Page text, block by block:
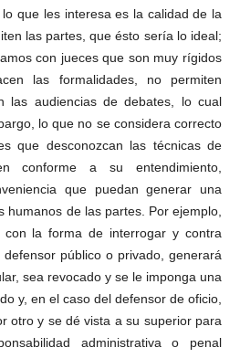
que les interesa es la calidad de la
las partes, que ésto sería lo ideal;
con jueces que son muy rígidos
las formalidades, no permiten
las audiencias de debates, lo cual
lo que no se considera correcto
que desconozcan las técnicas de
conforme a su entendimiento,
que puedan generar una
humanos de las partes. Por ejemplo,
la forma de interrogar y contra
público o privado, generará
sea revocado y se le imponga una
y, en el caso del defensor de oficio,
otro y se dé vista a su superior para
administrativa o penal